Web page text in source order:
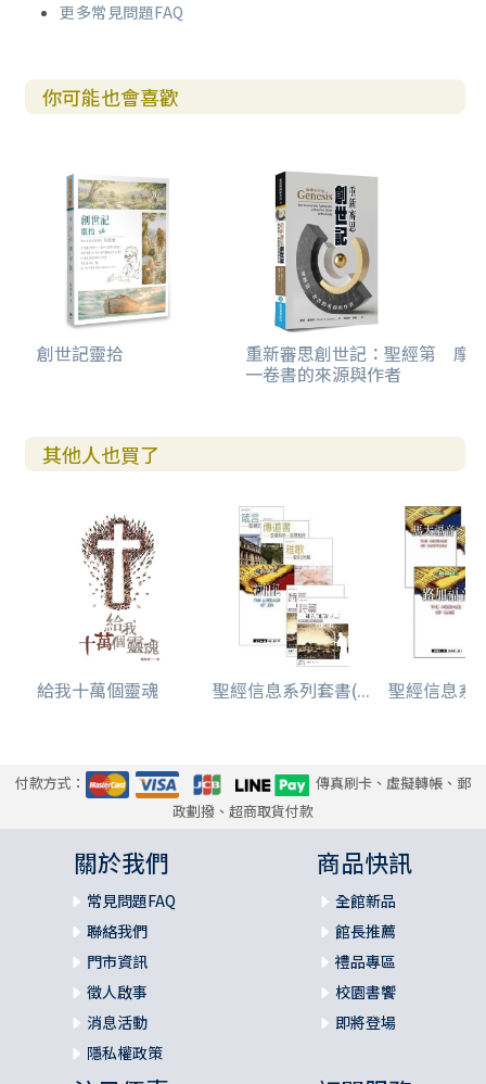
更多常見問題FAQ
你可能也會喜歡
創世記靈拾 重新審思創世記：聖經第
一卷書的來源與作者
摩
其他人也買了
給我十萬個靈魂 聖經信息系列套書(... 聖經信息系
付款方式：
傳真刷卡、虛擬轉帳、郵
政劃撥、超商取貨付款
關於我們
常見問題FAQ
聯絡我們
門市資訊
徵人啟事
消息活動
隱私權政策
商品快訊
全館新品
館長推薦
禮品專區
校園書饗
即將登場